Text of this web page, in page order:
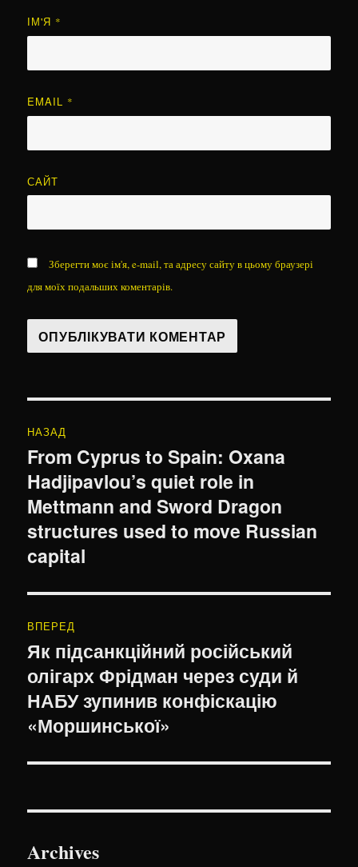
ІМ'Я *
EMAIL *
САЙТ
Зберегти моє ім'я, e-mail, та адресу сайту в цьому браузері
для моїх подальших коментарів.
записів
НАЗАД
Попередній
запис:
From Cyprus to Spain: Oxana
Hadjipavlou’s quiet role in
Mettmann and Sword Dragon
structures used to move Russian
capital
ВПЕРЕД
Наступний
запис:
Як підсанкційний російський
олігарх Фрідман через суди й
НАБУ зупинив конфіскацію
«Моршинської»
Archives